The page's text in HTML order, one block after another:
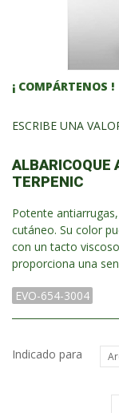
¡ COMPÁRTENOS !
ESCRIBE UNA
ALBARICOQUE
TERPENIC
Potente
cutáneo. Su color
con un tacto
proporciona una
EVO-654-3004
Indicado para